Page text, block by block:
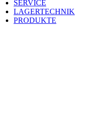
SERVICE
LAGERTECHNIK
PRODUKTE